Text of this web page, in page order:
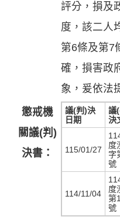
評分，損及
度，該二人
第6條及第7
確，損害政
象，爰依法
懲戒機
關議(判)
決書：
議(判)決
日期
議
決
115/01/27
度
字
號
114/11/04
度
第
號